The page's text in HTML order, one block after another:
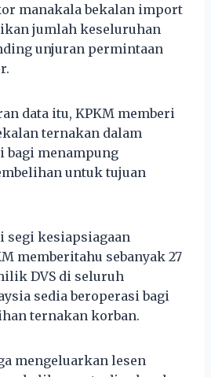
manakala bekalan import
jumlah keseluruhan
unjuran permintaan
data itu, KPKM memberi
ternakan dalam
bagi menampung
untuk tujuan
segi kesiapsiagaan
memberitahu sebanyak 27
DVS di seluruh
sedia beroperasi bagi
ternakan korban.
mengeluarkan lesen